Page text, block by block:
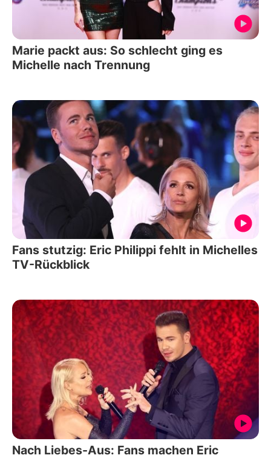
Marie packt aus: So schlecht ging es
Michelle nach Trennung
Fans stutzig: Eric Philippi fehlt in Michelles
TV-Rückblick
Nach Liebes-Aus: Fans machen Eric